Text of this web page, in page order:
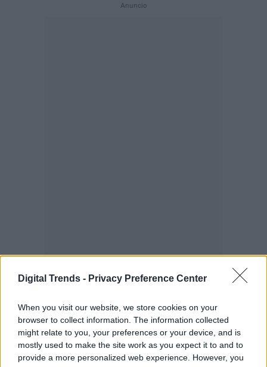
Digital Trends - Privacy Preference Center
When you visit our website, we store cookies on your
browser to collect information. The information collected
might relate to you, your preferences or your device, and is
mostly used to make the site work as you expect it to and to
provide a more personalized web experience. However, you